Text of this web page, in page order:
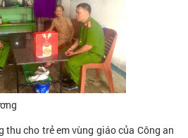
thu cho trẻ em vùng giáo của Công an